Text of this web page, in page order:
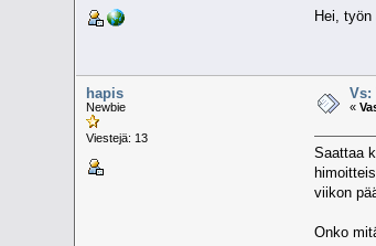
Hei,
hapis
Newbie
Viestejä: 13
Vs:
«
Saattaa
viikon
Onko